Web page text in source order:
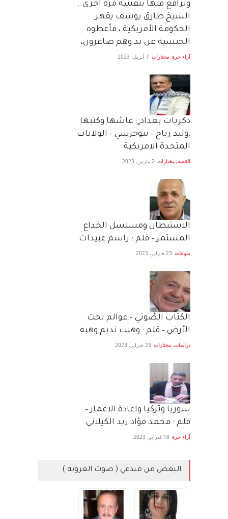
وترافع فيها بنفسه مرة اخرى..
الشيخ طارق يوسف يقهر
الحكومة الأمريكية ، فأعطوه
الجنسية عن يد وهم صاغرون،
آراء حرة, مختارات 7 أبريل، 2023
دكريات بغداد ٍ: عاشها وكتبها
:وليد رباح – نيوجرسي – الولايات
المتحدة الامريكية
القصة, مختارات 2 مارس، 2023
الاستيطان ومسلسل الخداع
المستمر – قلم : راسم عبيدات
منوعات 23 فبراير، 2023
الكتاب الصَّوتي – عوالم تحت
الأرض – قلم : وهيب نديم وهبه
دراسات, مختارات 23 فبراير، 2023
سوريا وتركيا واعادة الاعمار –
قلم : محمد فؤاد زيد الكيلاني
آراء حرة 18 فبراير، 2023
البعض من مبدعي ( صوت العروبة )